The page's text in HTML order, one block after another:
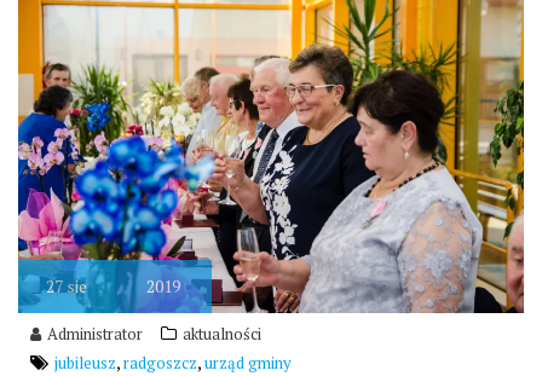
27 sie 2019
Administrator
aktualności
jubileusz,radgoszcz,urząd gminy